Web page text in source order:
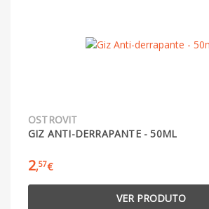
OSTROVIT
GIZ ANTI-DERRAPANTE - 50ML
2,57€
VER PRODUTO